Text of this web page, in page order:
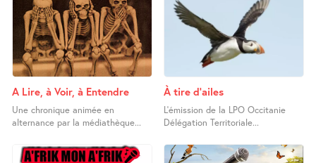
A Lire, à Voir, à Entendre
Une chronique animée en
alternance par la médiathèque...
À tire d’ailes
L’émission de la LPO Occitanie
Délégation Territoriale...